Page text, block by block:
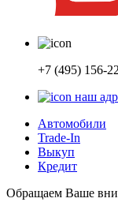
+7 (495) 156-
наш
Автомобили
Trade-In
Выкуп
Кредит
Обращаем Ваше